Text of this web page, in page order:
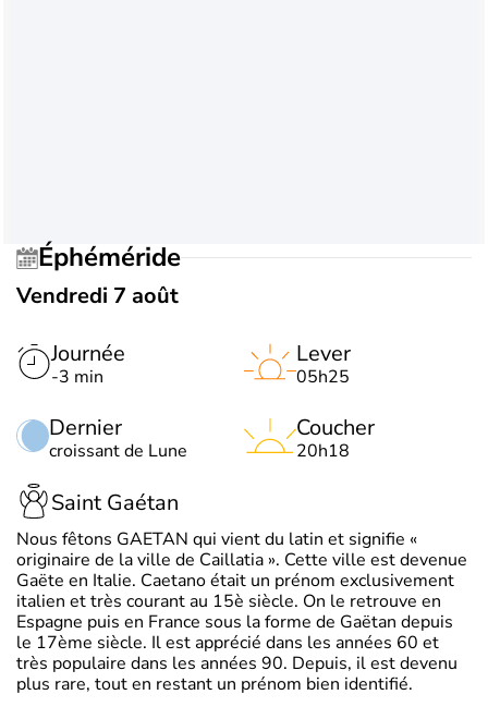
Éphéméride
Vendredi 7 août
Journée
-3 min
Dernier
croissant de Lune
Lever
05h25
Coucher
20h18
Saint Gaétan
Nous fêtons GAETAN qui vient du latin et signifie «
originaire de la ville de Caillatia ». Cette ville est devenue
Gaëte en Italie. Caetano était un prénom exclusivement
italien et très courant au 15è siècle. On le retrouve en
Espagne puis en France sous la forme de Gaëtan depuis
le 17ème siècle. Il est apprécié dans les années 60 et
très populaire dans les années 90. Depuis, il est devenu
plus rare, tout en restant un prénom bien identifié.